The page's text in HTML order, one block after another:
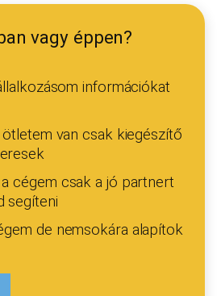
vagy éppen?
információkat
van csak kiegészítő
cégem csak a jó partnert
segíteni
de nemsokára alapítok